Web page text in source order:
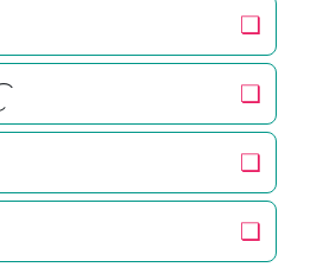
❏
❏
❏
❏